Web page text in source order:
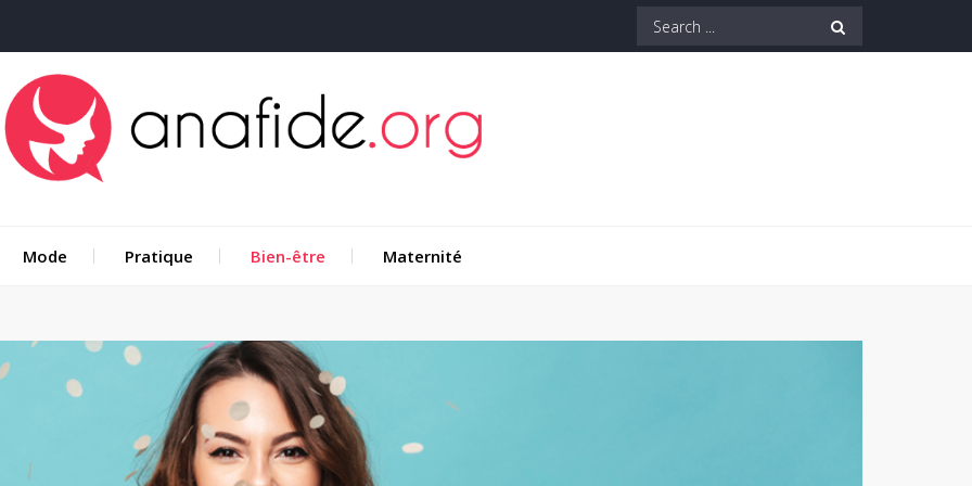
Search
Mode Pratique Bien-être Maternité